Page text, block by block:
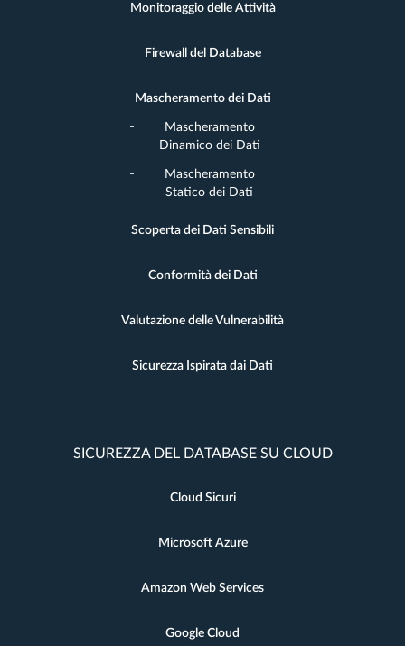
Monitoraggio delle Attività
Firewall del Database
Mascheramento dei Dati
Mascheramento
Dinamico dei Dati
Mascheramento
Statico dei Dati
Scoperta dei Dati Sensibili
Conformità dei Dati
Valutazione delle Vulnerabilità
Sicurezza Ispirata dai Dati
SICUREZZA DEL DATABASE SU CLOUD
Cloud Sicuri
Microsoft Azure
Amazon Web Services
Google Cloud